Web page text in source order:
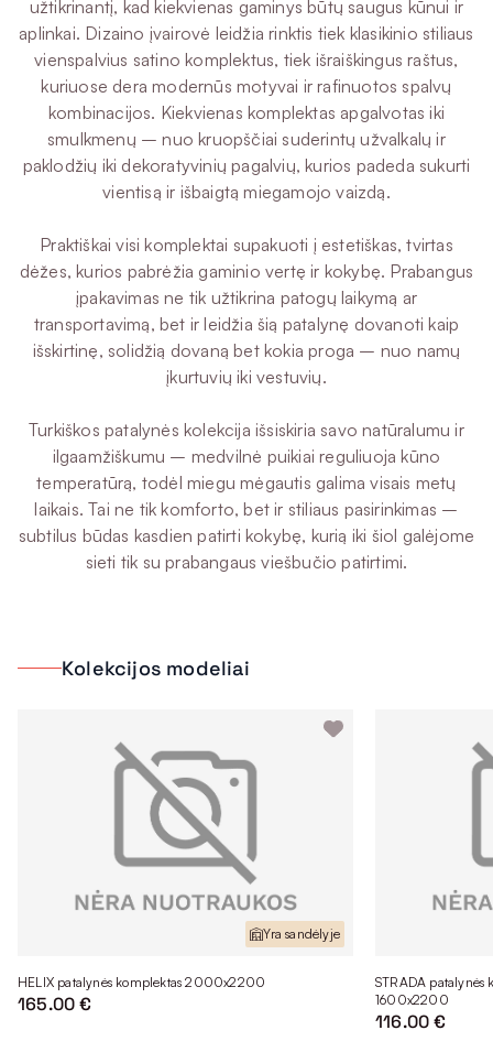
užtikrinantį, kad kiekvienas gaminys būtų saugus kūnui ir
aplinkai. Dizaino įvairovė leidžia rinktis tiek klasikinio stiliaus
vienspalvius satino komplektus, tiek išraiškingus raštus,
kuriuose dera modernūs motyvai ir rafinuotos spalvų
kombinacijos. Kiekvienas komplektas apgalvotas iki
smulkmenų – nuo kruopščiai suderintų užvalkalų ir
paklodžių iki dekoratyvinių pagalvių, kurios padeda sukurti
vientisą ir išbaigtą miegamojo vaizdą.
Praktiškai visi komplektai supakuoti į estetiškas, tvirtas
dėžes, kurios pabrėžia gaminio vertę ir kokybę. Prabangus
įpakavimas ne tik užtikrina patogų laikymą ar
transportavimą, bet ir leidžia šią patalynę dovanoti kaip
išskirtinę, solidžią dovaną bet kokia proga – nuo namų
įkurtuvių iki vestuvių.
Turkiškos patalynės kolekcija išsiskiria savo natūralumu ir
ilgaamžiškumu – medvilnė puikiai reguliuoja kūno
temperatūrą, todėl miegu mėgautis galima visais metų
laikais. Tai ne tik komforto, bet ir stiliaus pasirinkimas –
subtilus būdas kasdien patirti kokybę, kurią iki šiol galėjome
sieti tik su prabangaus viešbučio patirtimi.
Kolekcijos modeliai
Yra sandėlyje
HELIX patalynės komplektas 2000x2200
165.00 €
STRADA patalynės
1600x2200
116.00 €